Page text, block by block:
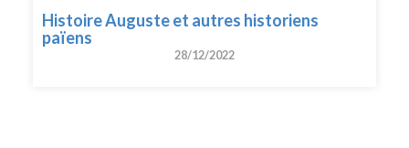
Histoire Auguste et autres historiens
païens
28/12/2022